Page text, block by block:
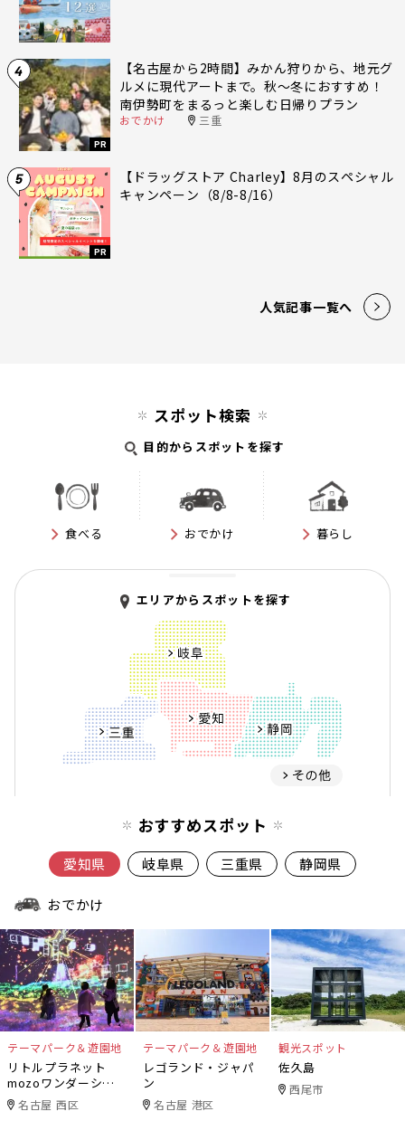
4
PR
【名古屋から2時間】みかん狩りから、地元グ
ルメに現代アートまで。秋〜冬におすすめ！
南伊勢町をまるっと楽しむ日帰りプラン
おでかけ 三重
5
PR
【ドラッグストア Charley】8月のスペシャル
キャンペーン（8/8-8/16）
人気記事一覧へ
スポット検索
目的からスポットを探す
食べる おでかけ 暮らし
エリアからスポットを探す
岐阜
三重 静岡
愛知
おすすめスポット
愛知県 岐阜県 三重県 静岡県
おでかけ
テーマパーク＆遊園地
リトルプラネット
mozoワンダーシテ
ィ 名古屋 西区
テーマパーク＆遊園地
レゴランド・ジャパ
ン
名古屋 港区
観光スポット
佐久島
西尾市